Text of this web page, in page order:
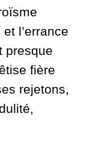
l’errance
presque
fière
rejetons,